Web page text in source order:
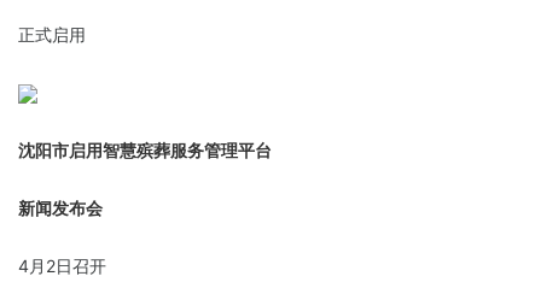
正式启用
沈阳市启用智慧殡葬服务管理平台
新闻发布会
4月2日召开